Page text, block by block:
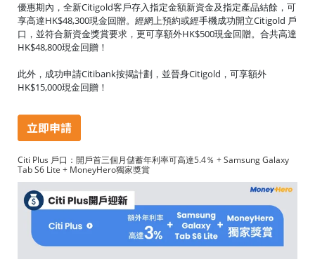
優惠期內，全新Citigold客戶存入指定金額新資金及指定產品結餘，可
享高達HK$48,300現金回贈。經網上預約或經手機成功開立Citigold 戶
口，並符合新資金獎賞要求，更可享額外HK$500現金回贈。合共高達
HK$48,800現金回贈！
此外，成功申請Citibank按揭計劃，並晉身Citigold，可享額外
HK$15,000現金回贈！
Citi Plus 戶口：開戶首三個月儲蓄年利率可高達5.4％ + Samsung Galaxy
Tab S6 Lite + MoneyHero獨家獎賞